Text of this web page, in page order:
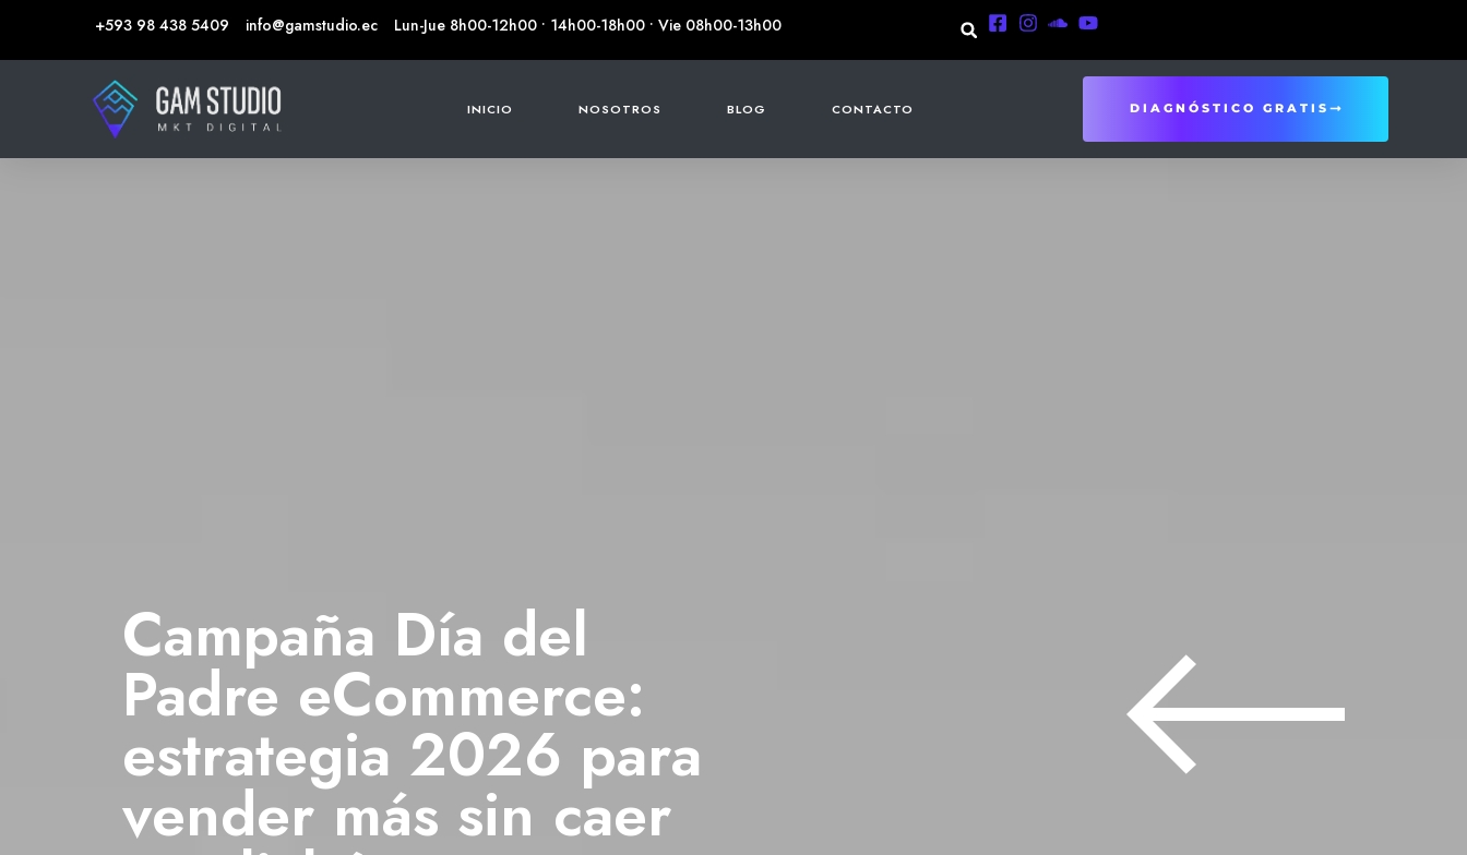
+593 98 438 5409 info@gamstudio.ec Lun-Jue 8h00-12h00 • 14h00-18h00 • Vie 08h00-13h00
INICIO NOSOTROS BLOG CONTACTO DIAGNÓSTICO GRATIS
Campaña Día del
Padre eCommerce:
estrategia 2026 para
vender más sin caer